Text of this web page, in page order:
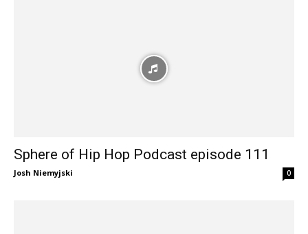
Sphere of Hip Hop Podcast episode 111
Josh Niemyjski 0